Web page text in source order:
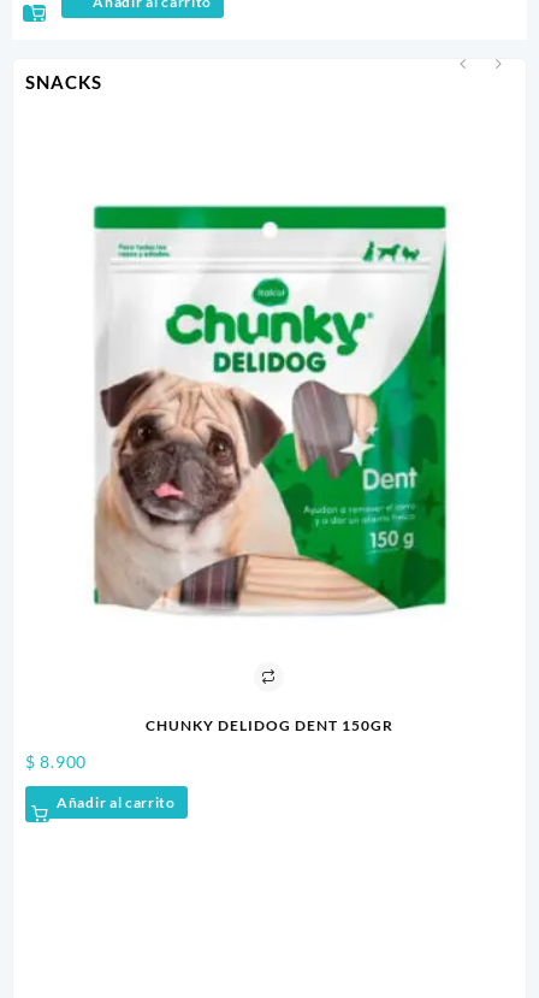
SNACKS
CHUNKY DELIDOG DENT 150GR
$ 8.900
Añadir al carrito